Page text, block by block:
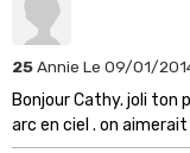
25Annie Le 09/01/
Bonjour Cathy. joli ton
arc en ciel . on aimerait